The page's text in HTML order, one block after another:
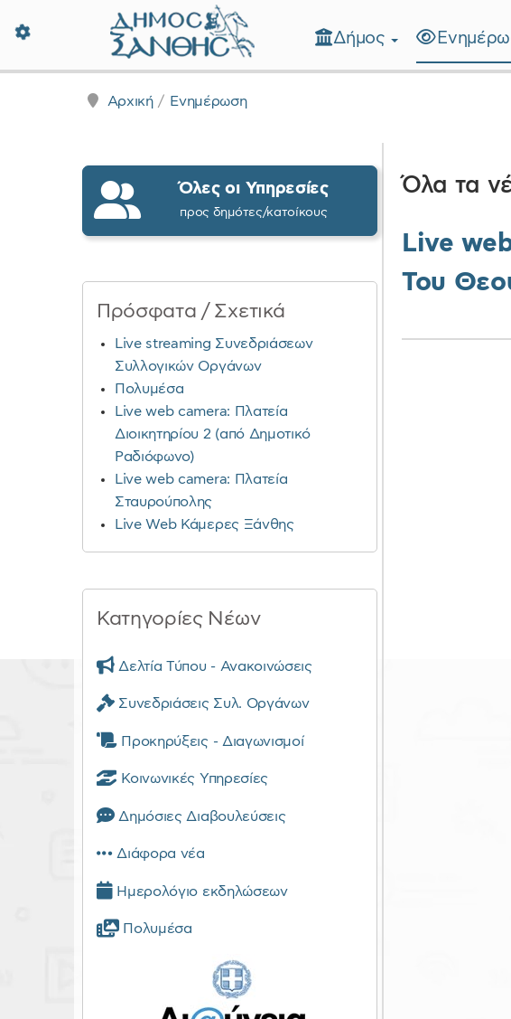
Δήμος Ξάνθης - Επίσημη Ιστοσελίδα
Δήμος
Αρχική Ενημέρωση
Όλα τα
Live
Του
Όλες οι Υπηρεσίες
προς δημότες/κατοίκους
Πρόσφατα / Σχετικά
Live streaming Συνεδριάσεων
Συλλογικών Οργάνων
Πολυμέσα
Live web camera: Πλατεία
Διοικητηρίου 2 (από Δημοτικό
Ραδιόφωνο)
Live web camera: Πλατεία
Σταυρούπολης
Live Web Κάμερες Ξάνθης
Κατηγορίες Νέων
Δελτία Τύπου - Ανακοινώσεις
Συνεδριάσεις Συλ. Οργάνων
Προκηρύξεις - Διαγωνισμοί
Κοινωνικές Υπηρεσίες
Δημόσιες Διαβουλεύσεις
Διάφορα νέα
Ημερολόγιο εκδηλώσεων
Πολυμέσα